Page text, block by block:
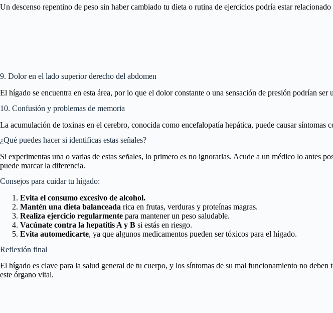
Un descenso repentino de peso sin haber cambiado tu dieta o rutina de ejercicios podría estar
9. Dolor en el lado superior derecho del abdomen
El hígado se encuentra en esta área, por lo que el dolor constante o una sensación de presión podrían
10. Confusión y problemas de memoria
La acumulación de toxinas en el cerebro, conocida como encefalopatía hepática, puede causar
¿Qué puedes hacer si identificas estas señales?
Si experimentas una o varias de estas señales, lo primero es no ignorarlas. Acude a un médico lo antes
puede marcar la diferencia.
Consejos para cuidar tu hígado:
Evita el consumo excesivo de alcohol.
Mantén una dieta balanceada rica en frutas, verduras y proteínas magras.
Realiza ejercicio regularmente para mantener un peso saludable.
Vacúnate contra la hepatitis A y B si estás en riesgo.
Evita automedicarte, ya que algunos medicamentos pueden ser tóxicos para el hígado.
Reflexión final
El hígado es clave para la salud general de tu cuerpo, y los síntomas de su mal funcionamiento no
este órgano vital.